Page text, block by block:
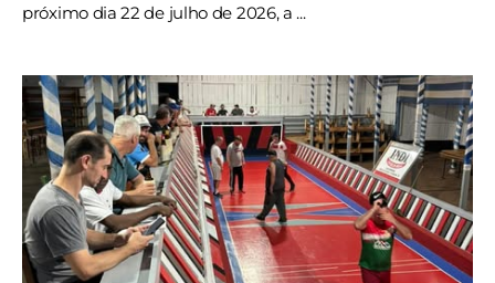
próximo dia 22 de julho de 2026, a ...